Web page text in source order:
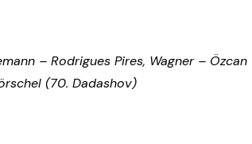
– Rodrigues Pires, Wagner – Özcan
(70. Dadashov)